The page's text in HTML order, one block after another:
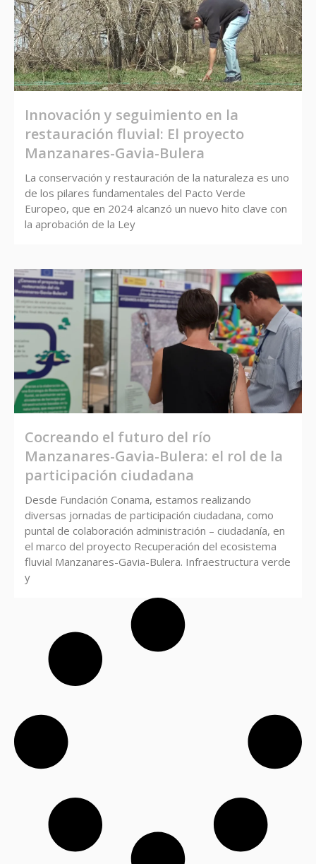
Innovación y seguimiento en la
restauración fluvial: El proyecto
Manzanares-Gavia-Bulera
La conservación y restauración de la naturaleza es uno
de los pilares fundamentales del Pacto Verde
Europeo, que en 2024 alcanzó un nuevo hito clave con
la aprobación de la Ley
Cocreando el futuro del río
Manzanares-Gavia-Bulera: el rol de la
participación ciudadana
Desde Fundación Conama, estamos realizando
diversas jornadas de participación ciudadana, como
puntal de colaboración administración – ciudadanía, en
el marco del proyecto Recuperación del ecosistema
fluvial Manzanares-Gavia-Bulera. Infraestructura verde
y